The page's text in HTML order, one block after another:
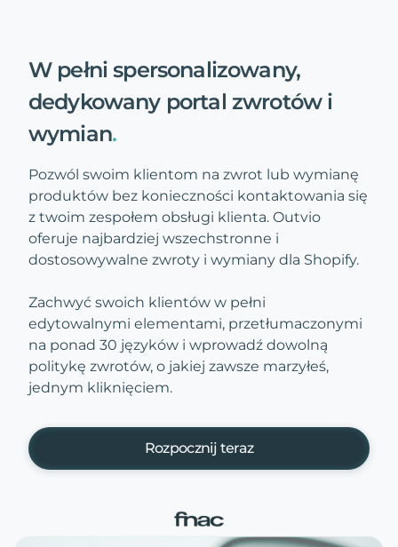
W pełni spersonalizowany,
dedykowany portal zwrotów i
wymian.
Pozwól swoim klientom na zwrot lub wymianę
produktów bez konieczności kontaktowania się
z twoim zespołem obsługi klienta. Outvio
oferuje najbardziej wszechstronne i
dostosowywalne zwroty i wymiany dla Shopify.
Zachwyć swoich klientów w pełni
edytowalnymi elementami, przetłumaczonymi
na ponad 30 języków i wprowadź dowolną
politykę zwrotów, o jakiej zawsze marzyłeś,
jednym kliknięciem.
Rozpocznij teraz